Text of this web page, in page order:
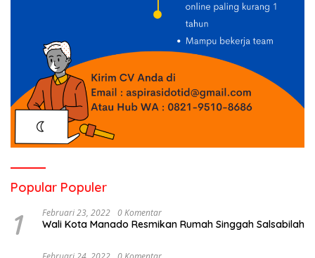
Popular Populer
1 Februari 23, 2022 0 Komentar
Wali Kota Manado Resmikan Rumah Singgah Salsabilah